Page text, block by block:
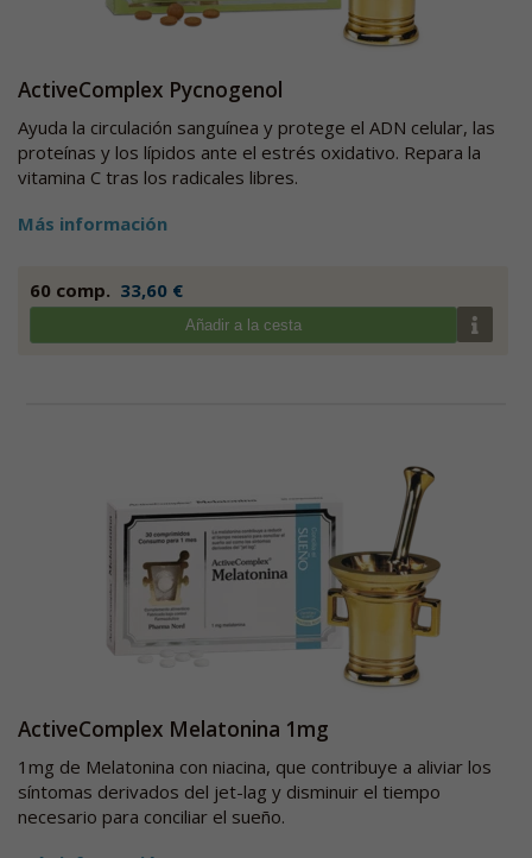
ActiveComplex Pycnogenol
Ayuda la circulación sanguínea y protege el ADN celular, las
proteínas y los lípidos ante el estrés oxidativo. Repara la
vitamina C tras los radicales libres.
Más información
60 comp. 33,60 €
Añadir a la cesta
ActiveComplex Melatonina 1mg
1mg de Melatonina con niacina, que contribuye a aliviar los
síntomas derivados del jet-lag y disminuir el tiempo
necesario para conciliar el sueño.